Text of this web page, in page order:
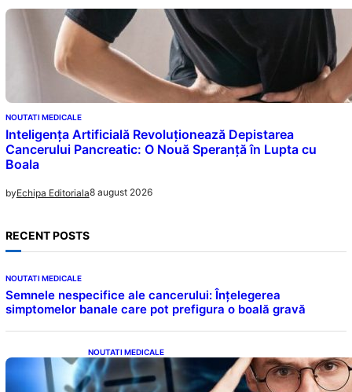
NOUTATI MEDICALE
Inteligența Artificială Revoluționează Depistarea
Cancerului Pancreatic: O Nouă Speranță în Lupta cu
Boala
byEchipa Editoriala8 august 2026
RECENT POSTS
NOUTATI MEDICALE
Semnele nespecifice ale cancerului: Înțelegerea
simptomelor banale care pot prefigura o boală gravă
NOUTATI MEDICALE
Inteligența dincolo de note: Semnele unui IQ
ridicat care nu țin de școală